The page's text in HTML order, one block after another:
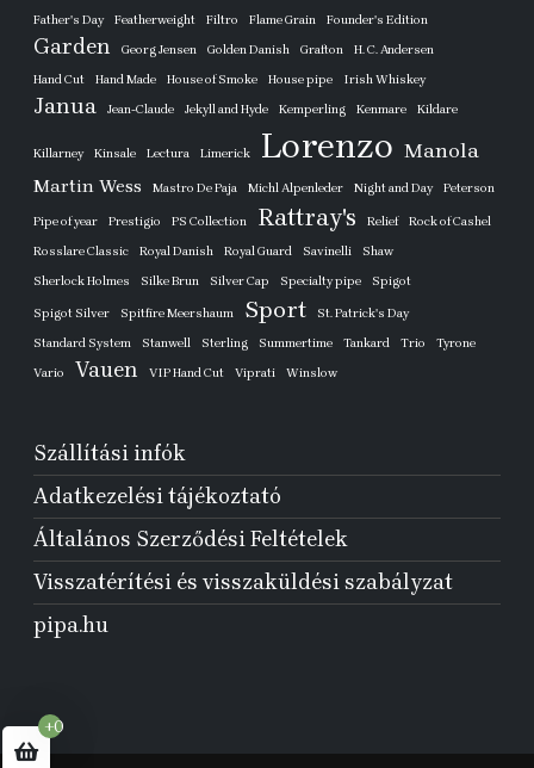
Father's Day
Featherweight Filtro Flame Grain Founder's Edition
Garden Georg Jensen Golden Danish Grafton
H. C. Andersen
Hand Cut
Hand Made House of Smoke House pipe Irish Whiskey
Janua Jean-Claude Jekyll and Hyde Kemperling Kenmare Kildare
Killarney Kinsale Lectura Limerick Lorenzo Manola
Martin Wess Mastro De Paja Michl Alpenleder Night and Day Peterson
Pipe of year Prestigio PS Collection Rattray's Relief
Rock of Cashel
Rosslare Classic
Royal Danish Royal Guard Savinelli
Shaw
Sherlock Holmes
Silke Brun Silver Cap Specialty pipe Spigot
Spigot Silver Spitfire Meershaum Sport
St. Patrick's Day
Standard System
Stanwell Sterling Summertime Tankard Trio
Tyrone
Vario
Vauen VIP Hand Cut Viprati Winslow
Szállítási infók
Adatkezelési tájékoztató
Általános Szerződési Feltételek
Visszatérítési és visszaküldési szabályzat
pipa.hu
+0